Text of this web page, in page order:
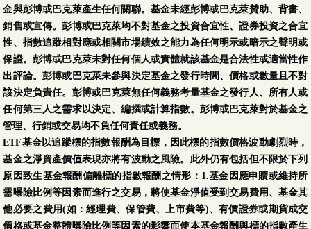
金與彭博或巴克萊產生任何關聯。基金未經彭博或巴克萊贊助、背書、
銷售或宣傳。彭博或巴克萊均不對基金之投資合宜性、證券投資之合宜
性、指數追蹤相對應或相關市場績效之能力為任何明示或暗示之聲明或
保證。彭博或巴克萊未對任何個人或實體就該基金是合法性或適當性作
出評論。彭博或巴克萊未參與決定基金之發行時間、價格或數量且不對
該決定負責任。彭博或巴克萊無任何義務考量基金之發行人、所有人或
任何第三人之需求以決定、編撰或計算指數。彭博或巴克萊對於基金之
管理、行銷或交易均不負任何責任或義務。
ETF基金以追蹤標的指數報酬為目標，因此標的指數價格波動劇烈時，
基金之淨資產價值表現亦將有波動之風險。此外仍有包括但不限於下列
原因致生基金報酬偏離標的指數報酬之情形：1.基金因應申贖或維持所
需曝險比例等因素而進行之交易，將使基金淨值受到交易費用、基金其
他必要之費用(如：經理費、保管費、上市費等)、有價證券或期貨成交
價格或基金整體曝險比例等因素的影響而使本基金報酬與標的指數產生